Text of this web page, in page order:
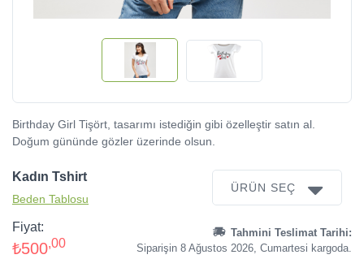
Birthday Girl Tişört, tasarımı istediğin gibi özelleştir satın al.
Doğum gününde gözler üzerinde olsun.
Kadın Tshirt
Beden Tablosu
ÜRÜN SEÇ
Fiyat:
₺500,00
Tahmini Teslimat Tarihi:
Siparişin 8 Ağustos 2026, Cumartesi kargoda.